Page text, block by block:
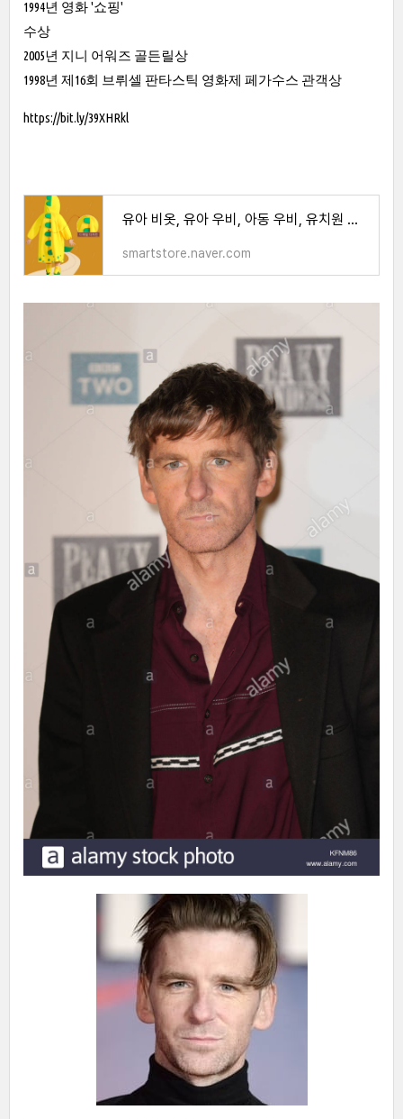
1994년 영화 '쇼핑'
수상
2005년 지니 어워즈 골든릴상
1998년 제16회 브뤼셀 판타스틱 영화제 페가수스 관객상
https://bit.ly/39XHRkl
유아 비옷, 유아 우비, 아동 우비, 유치원 우비, 공룡 우비, 아이 선물, 아동 우비세트, 비옷 : 예
smartstore.naver.com